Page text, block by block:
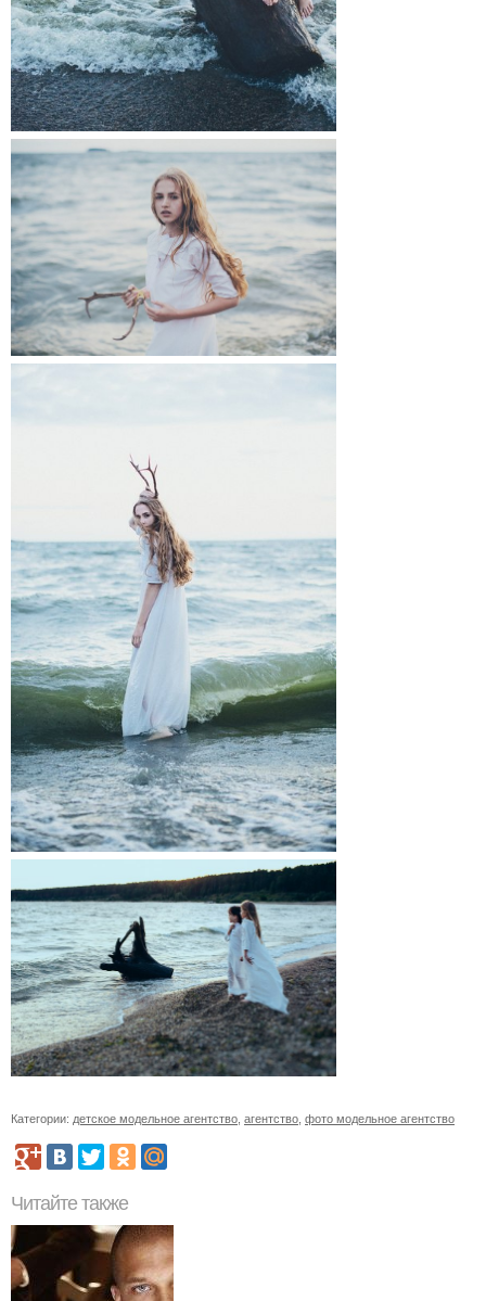
Категории: детское модельное агентство агентство фото модельное агентство
Читайте также